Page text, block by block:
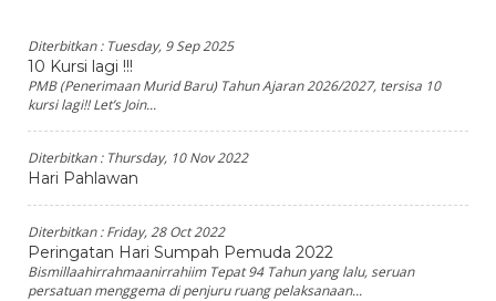
Diterbitkan : Tuesday, 9 Sep 2025
10 Kursi lagi !!!
PMB (Penerimaan Murid Baru) Tahun Ajaran 2026/2027, tersisa 10
kursi lagi!! Let’s Join...
Diterbitkan : Thursday, 10 Nov 2022
Hari Pahlawan
Diterbitkan :Friday, 28 Oct 2022
Peringatan Hari Sumpah Pemuda 2022
Bismillaahirrahmaanirrahiim Tepat 94 Tahun yang lalu, seruan
persatuan menggema di penjuru ruang pelaksanaan...